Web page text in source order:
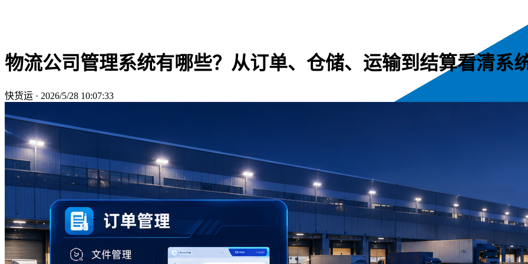
物流公司管理系统有哪些？从订单、仓储、运输到结算看清系
快货运 · 2026/5/28 10:07:33